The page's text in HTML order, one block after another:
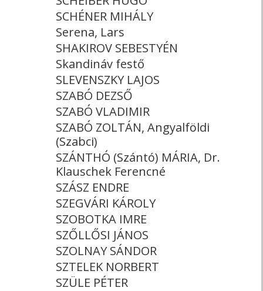
SCHÉNER MIHÁLY
Serena, Lars
SHAKIROV SEBESTYÉN
Skandináv festő
SLEVENSZKY LAJOS
SZABÓ DEZSŐ
SZABÓ VLADIMIR
SZABÓ ZOLTÁN, Angyalföldi
(Szabci)
SZÁNTHÓ (Szántó) MÁRIA, Dr.
Klauschek Ferencné
SZÁSZ ENDRE
SZEGVÁRI KÁROLY
SZOBOTKA IMRE
SZŐLLŐSI JÁNOS
SZOLNAY SÁNDOR
SZTELEK NORBERT
SZÜLE PÉTER